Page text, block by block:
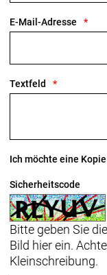
E-Mail-Adresse
Textfeld
Ich möchte eine
Sicherheitscode
Bitte geben Sie
Bild hier ein.
Kleinschreibung.